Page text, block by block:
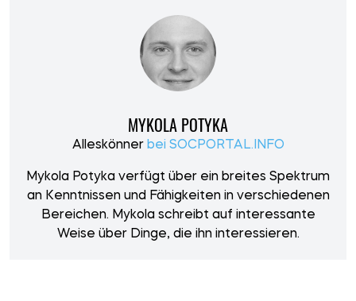
MYKOLA POTYKA
Alleskönner bei SOCPORTAL.INFO
Mykola Potyka verfügt über ein breites Spektrum
an Kenntnissen und Fähigkeiten in verschiedenen
Bereichen. Mykola schreibt auf interessante
Weise über Dinge, die ihn interessieren.